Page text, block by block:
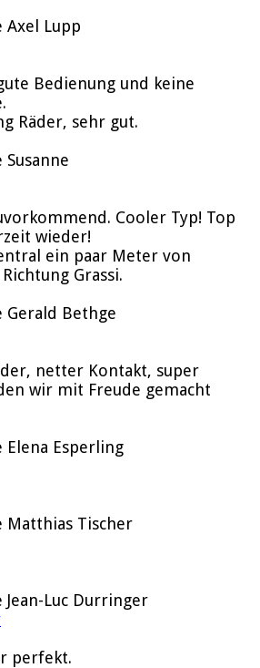
Bedienung und keine
Räder, sehr gut.
Cooler Typ! Top
wieder!
ein paar Meter von
Grassi.
netter Kontakt, super
wir mit Freude gemacht
perfekt.